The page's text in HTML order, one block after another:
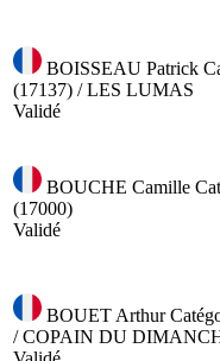
BOISSEAU Patrick
(17137) / LES LUMAS
Validé
BOUCHE Camille
(17000)
Validé
BOUET Arthur
/ COPAIN DU